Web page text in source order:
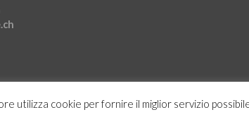
utilizza cookie per fornire il miglior servizio